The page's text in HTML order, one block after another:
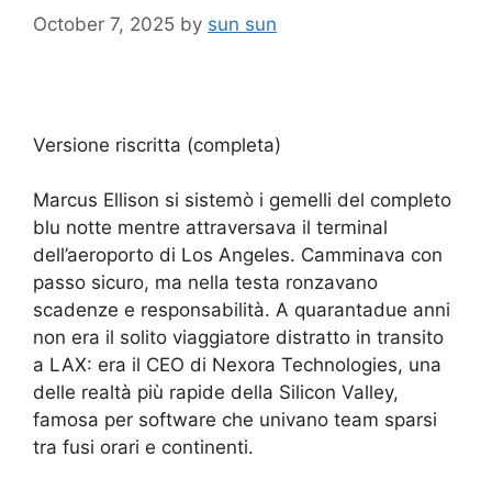
October 7, 2025 by sun sun
Versione riscritta (completa)
Marcus Ellison si sistemò i gemelli del completo
blu notte mentre attraversava il terminal
dell’aeroporto di Los Angeles. Camminava con
passo sicuro, ma nella testa ronzavano
scadenze e responsabilità. A quarantadue anni
non era il solito viaggiatore distratto in transito
a LAX: era il CEO di Nexora Technologies, una
delle realtà più rapide della Silicon Valley,
famosa per software che univano team sparsi
tra fusi orari e continenti.